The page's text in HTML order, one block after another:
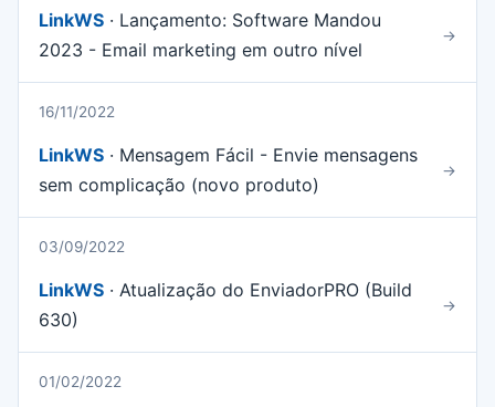
LinkWS · Lançamento: Software Mandou
2023 - Email marketing em outro nível
→
16/11/2022
LinkWS · Mensagem Fácil - Envie mensagens
sem complicação (novo produto)
→
03/09/2022
LinkWS · Atualização do EnviadorPRO (Build
630)
→
01/02/2022